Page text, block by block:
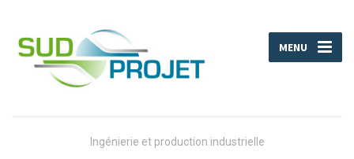
MENU
Ingénierie et production industrielle